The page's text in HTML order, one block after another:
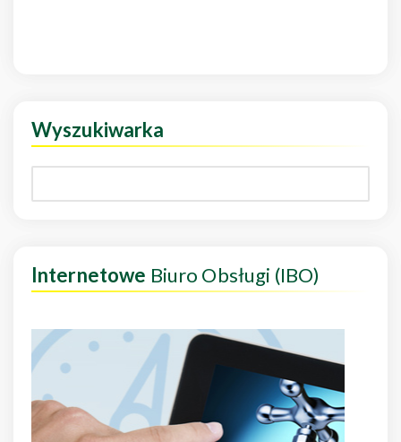
Wyszukiwarka
Internetowe Biuro Obsługi (IBO)